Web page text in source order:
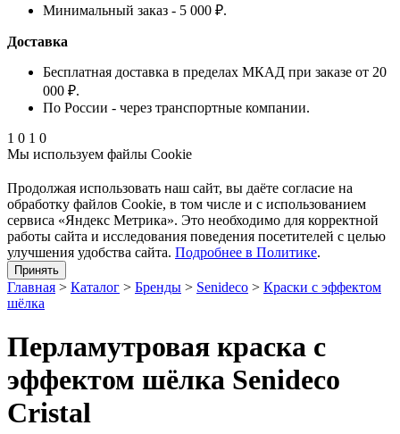
Минимальный заказ - 5 000 ₽.
Доставка
Бесплатная доставка в пределах МКАД при заказе от 20
000 ₽.
По России - через транспортные компании.
1 0 1 0
Мы используем файлы Cookie
Продолжая использовать наш cайт, вы даёте согласие на
обработку файлов Cookie, в том числе и с использованием
сервиса «Яндекс Метрика». Это необходимо для корректной
работы сайта и исследования поведения посетителей с целью
улучшения удобства сайта. Подробнее в Политике.
Принять
Главная > Каталог > Бренды > Senideco > Краски с эффектом
шёлка
Перламутровая краска с
эффектом шёлка Senideco
Cristal